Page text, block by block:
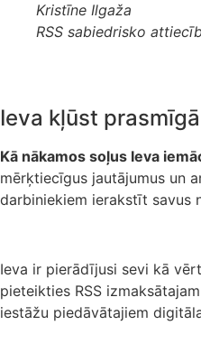
Kristīne Ilgaža
RSS sabiedrisko
Ieva kļūst
Kā nākamos soļus Ieva
mērķtiecīgus jautājumus un
darbiniekiem ierakstīt savus
Ieva ir pierādījusi sevi kā
pieteikties RSS
iestāžu piedāvātajiem